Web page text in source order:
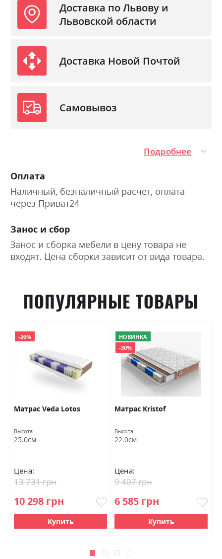
Благодаря своей ячеистой структуре, данная
пена активно пропускает воздух и впитывает
влагу. Eco Felt - применяется в матрасе для
изоляции пружинного блока от мягких
настилов, а также для повышения
эластичности и упругости матраса.
Органический материал Eco Felt
изготавливается из шерстяных и
хлопчатобумажных нитей, а значит данный
материал 100% натуральный.
Sleep & Fly Organic
Нагрузка на одно спальное
место
Материал чехла
Доставка по Львову и
Львовской области
Доставка Новой Почтой
Самовывоз
Подробнее
Оплата
Наличный, безналичный расчет, оплата
через Приват24
Занос и сбор
Занос и сборка мебели в цену товара не
входят. Цена сборки зависит от вида товара.
ПОПУЛЯРНЫЕ ТОВАРЫ
-26%
Матраc Veda Lotos
Высота
25.0см
Цена:
10 298 грн
13 731 грн
Купить
НОВИНКА
-30%
Матраc Kristof
Высота
22.0см
Цена:
6 585 грн
9 407 грн
Купить